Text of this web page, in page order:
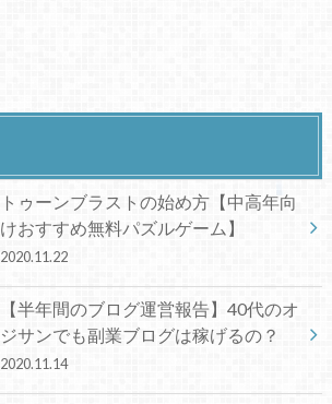
トゥーンブラストの始め方【中高年向
けおすすめ無料パズルゲーム】
2020.11.22
【半年間のブログ運営報告】40代のオ
ジサンでも副業ブログは稼げるの？
2020.11.14